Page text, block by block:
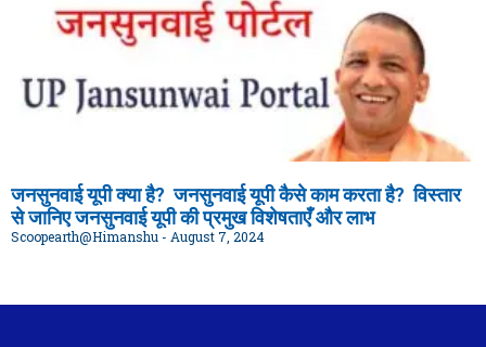
जनसुनवाई यूपी क्या है? जनसुनवाई यूपी कैसे काम करता है? विस्तार
से जानिए जनसुनवाई यूपी की प्रमुख विशेषताएँ और लाभ
Scoopearth@Himanshu August 7, 2024